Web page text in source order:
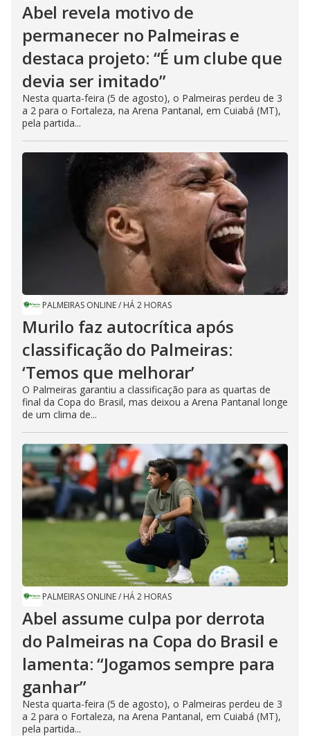
Abel revela motivo de
permanecer no Palmeiras e
destaca projeto: “É um clube que
devia ser imitado”
Nesta quarta-feira (5 de agosto), o Palmeiras perdeu de 3
a 2 para o Fortaleza, na Arena Pantanal, em Cuiabá (MT),
pela partida...
PALMEIRAS ONLINE/ HÁ 2 HORAS
Murilo faz autocrítica após
classificação do Palmeiras:
‘Temos que melhorar’
O Palmeiras garantiu a classificação para as quartas de
final da Copa do Brasil, mas deixou a Arena Pantanal longe
de um clima de...
PALMEIRAS ONLINE/ HÁ 2 HORAS
Abel assume culpa por derrota
do Palmeiras na Copa do Brasil e
lamenta: “Jogamos sempre para
ganhar”
Nesta quarta-feira (5 de agosto), o Palmeiras perdeu de 3
a 2 para o Fortaleza, na Arena Pantanal, em Cuiabá (MT),
pela partida...